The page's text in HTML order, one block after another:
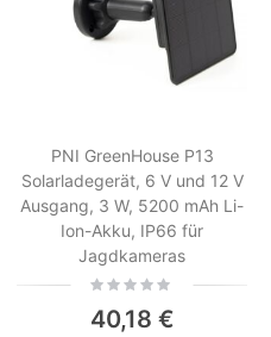
PNI GreenHouse P13
Solarladegerät, 6 V und 12 V
Ausgang, 3 W, 5200 mAh Li-
Ion-Akku, IP66 für
Jagdkameras
Rating:
40,18 €